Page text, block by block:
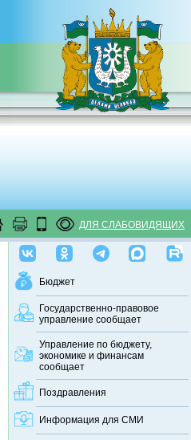
ДЛЯ СЛАБОВИДЯЩИХ
Бюджет
Государственно-правовое
управление сообщает
Управление по бюджету,
экономике и финансам
сообщает
Поздравления
Информация для СМИ